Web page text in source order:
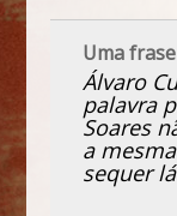
Uma
Álvaro
palavra
Soares
a
sequer